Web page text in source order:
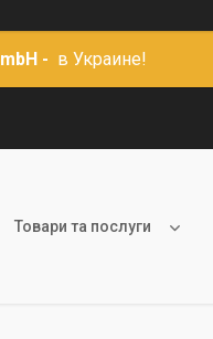
- в Украине!
Товари та послуги